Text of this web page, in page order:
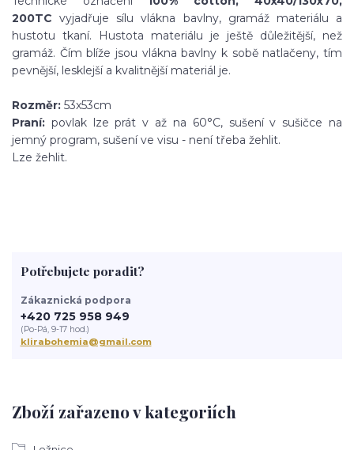
200TC vyjadřuje sílu vlákna bavlny, gramáž materiálu a
hustotu tkaní. Hustota materiálu je ještě důležitější, než
gramáž. Čím blíže jsou vlákna bavlny k sobě natlačeny, tím
pevnější, lesklejší a kvalitnější materiál je.
Rozměr: 53x53cm
Praní: povlak lze prát v až na 60°C, sušení v sušičce na
jemný program, sušení ve visu - není třeba žehlit.
Lze žehlit.
Zboží zařazeno v kategoriích
Potřebujete poradit?
Zákaznická podpora
+420 725 958 949
(Po-Pá, 9-17 hod.)
klirabohemia@gmail.com